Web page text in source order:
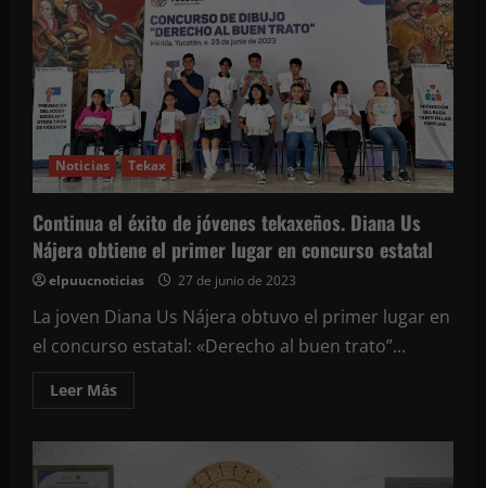
se
encendia
en
la
entrada
de
Tekax
a
unos
metros
del
hospital
de
segundo
nivel
Noticias Tekax
Continua el éxito de jóvenes tekaxeños. Diana Us
Nájera obtiene el primer lugar en concurso estatal
elpuucnoticias 27 de junio de 2023
La joven Diana Us Nájera obtuvo el primer lugar en
el concurso estatal: «Derecho al buen trato”...
Leer MásLeer
más